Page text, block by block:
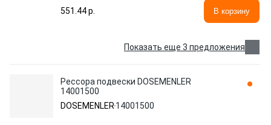
551.44 p. В корзину
Показать еще 3 предложения
Рессора подвески DOSEMENLER
14001500
DOSEMENLER 14001500